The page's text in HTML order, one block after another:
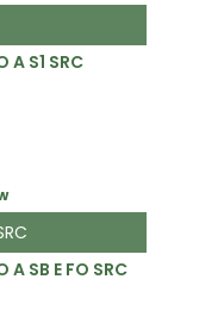
S1 SRC
SB E FO SRC